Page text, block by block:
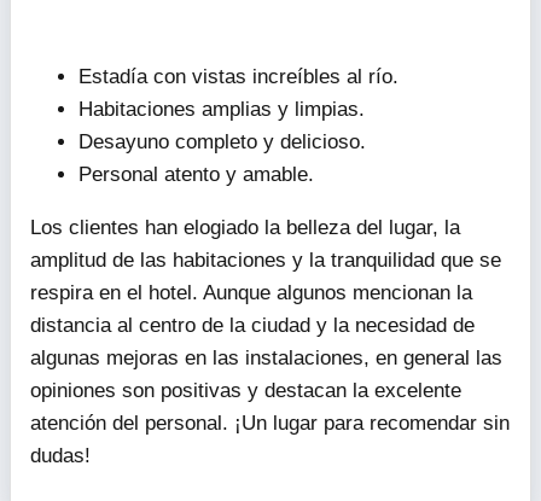
Estadía con vistas increíbles al río.
Habitaciones amplias y limpias.
Desayuno completo y delicioso.
Personal atento y amable.
Los clientes han elogiado la belleza del lugar, la
amplitud de las habitaciones y la tranquilidad que se
respira en el hotel. Aunque algunos mencionan la
distancia al centro de la ciudad y la necesidad de
algunas mejoras en las instalaciones, en general las
opiniones son positivas y destacan la excelente
atención del personal. ¡Un lugar para recomendar sin
dudas!